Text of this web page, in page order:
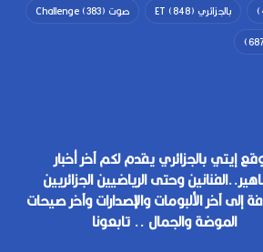
بالجزائري ET (848) صوت Challenge (383)
إيتي بالجزائري يقدم لكم آخر أخبار
وحتى الرياضيين الجزائريين
إلى آخر الألبومات والإصدارات وآخر صيحات
الموضة والجمال .. تابعونا